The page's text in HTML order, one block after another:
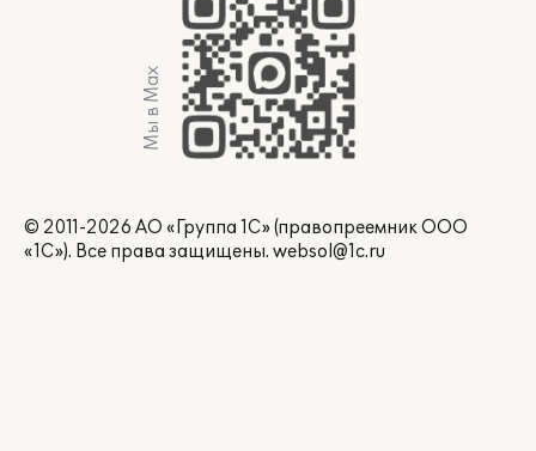
Мы в Max
© 2011-2026 АО «Группа 1С» (правопреемник ООО
«1С»). Все права защищены. websol@1c.ru